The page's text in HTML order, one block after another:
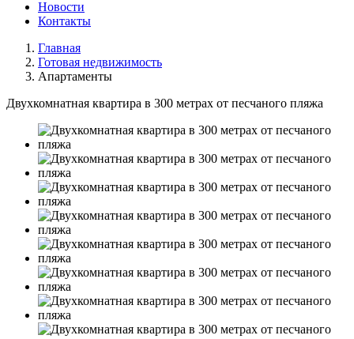
Новости
Контакты
Главная
Готовая недвижимость
Апартаменты
Двухкомнатная квартира в 300 метрах от песчаного пляжа